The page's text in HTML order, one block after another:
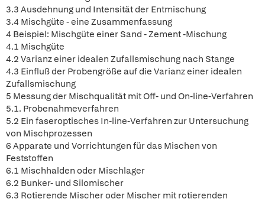
3.3 Ausdehnung und Intensität der Entmischung
3.4 Mischgüte - eine Zusammenfassung
4 Beispiel: Mischgüte einer Sand - Zement -Mischung
4.1 Mischgüte
4.2 Varianz einer idealen Zufallsmischung nach Stange
4.3 Einfluß der Probengröße auf die Varianz einer idealen
Zufallsmischung
5 Messung der Mischqualität mit Off- und On-line-Verfahren
5.1. Probenahmeverfahren
5.2 Ein faseroptisches In-line-Verfahren zur Untersuchung
von Mischprozessen
6 Apparate und Vorrichtungen für das Mischen von
Feststoffen
6.1 Mischhalden oder Mischlager
6.2 Bunker- und Silomischer
6.3 Rotierende Mischer oder Mischer mit rotierenden